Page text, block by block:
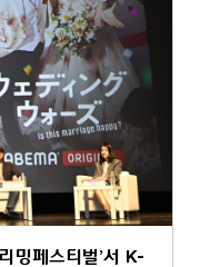
밍페스티벌’서 K-